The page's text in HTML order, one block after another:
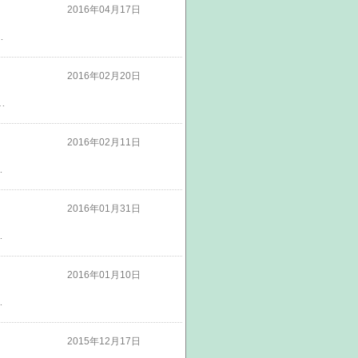
2016年04月17日
2016年02月20日
2016年02月11日
2016年01月31日
2016年01月10日
2015年12月17日